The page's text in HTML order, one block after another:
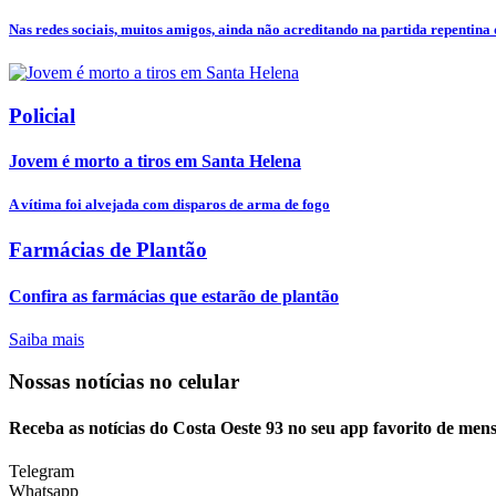
Nas redes sociais, muitos amigos, ainda não acreditando na partida repentina
Policial
Jovem é morto a tiros em Santa Helena
A vítima foi alvejada com disparos de arma de fogo
Farmácias de Plantão
Confira as farmácias que estarão de plantão
Saiba mais
Nossas notícias no celular
Receba as notícias do Costa Oeste 93 no seu app favorito de
Telegram
Whatsapp